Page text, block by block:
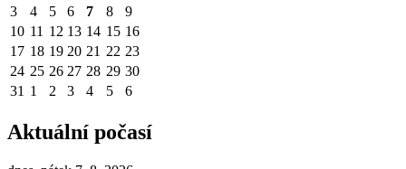
3
4 5 6 7 8
9
10 11 12 13 14 15 16
17 18 19 20 21 22 23
24 25 26 27 28 29 30
31 1 2 3 4 5 6
Aktuální počasí